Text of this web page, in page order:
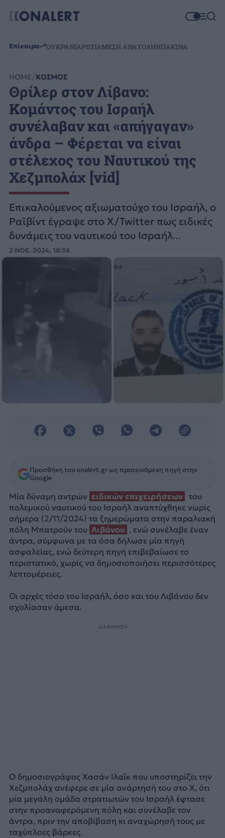
Επίκαιρα ΟΥΚΡΑΝΙΑΡΩΣΙΑΜΕΣΗ ΑΝΑΤΟΛΗΗΠΑΚΙΝΑ
HOME ΚΟΣΜΟΣ
Θρίλερ στον Λίβανο:
Κομάντος του Ισραήλ
συνέλαβαν και «απήγαγαν»
άνδρα – Φέρεται να είναι
στέλεχος του Ναυτικού της
Χεζμπολάχ [vid]
Επικαλούμενος αξιωματούχο του Ισραήλ, ο
Ραϊβίντ έγραψε στο X/Twitter πως ειδικές
δυνάμεις του ναυτικού του Ισραήλ
συνέλαβαν έναν υψηλόβαθμο
αξιωματούχο της Χεζμπολάχ, τον Ιμάντ
2 ΝΟΕ. 2024, 18:36
Προσθήκη του onalert.gr ως προτεινόμενη πηγή στην
Google
Μία δύναμη αντρών ειδικών επιχειρήσεων
του
πολεμικού ναυτικού του Ισραήλ αναπτύχθηκε νωρίς
σήμερα (2/11/2024) τα ξημερώματα στην παραλιακή
πόλη Μπατρούν του Λιβάνου , ενώ συνέλαβε έναν
άντρα, σύμφωνα με τα όσα δήλωσε μία πηγή
ασφαλείας, ενώ δεύτερη πηγή επιβεβαίωσε το
περιστατικό, χωρίς να δημοσιοποιήσει περισσότερες
λεπτομέρειες.
Οι αρχές τόσο του Ισραήλ, όσο και του Λιβάνου δεν
σχολίασαν άμεσα.
ΔΙΑΦΗΜΙΣΗ
Ο δημοσιογράφος Χασάν Ιλαΐκ που υποστηρίζει την
Χεζμπολάχ ανέφερε σε μία ανάρτησή του στο Χ, ότι
μία μεγάλη ομάδα στρατιωτών του Ισραήλ έφτασε
στην προαναφερόμενη πόλη και συνέλαβε τον
άντρα, πριν την αποβίβαση κι αναχώρησή τους με
ταχύπλοες βάρκες.